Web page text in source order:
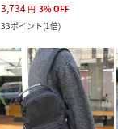
3,734 円 3%OFF
33ポイント(1倍)